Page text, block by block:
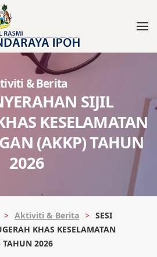
& Berita
SIJIL
KESELAMATAN
(AKKP) TAHUN
2026
Aktiviti & Berita
SESI
KHAS KESELAMATAN
TAHUN 2026